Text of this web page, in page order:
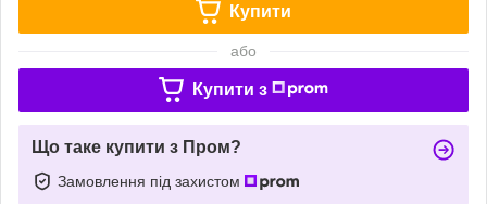
Купити
або
Купити з
Що таке купити з Пром?
Замовлення під захистом